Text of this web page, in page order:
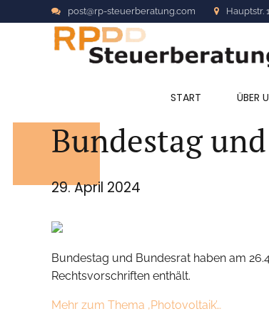
post@rp-steuerberatung.com Hauptstr.
START ÜBER
Bundestag
29. April 2024
Bundestag und Bundesrat haben am
Rechtsvorschriften enthält.
Mehr zum Thema ‚Photovoltaik’…